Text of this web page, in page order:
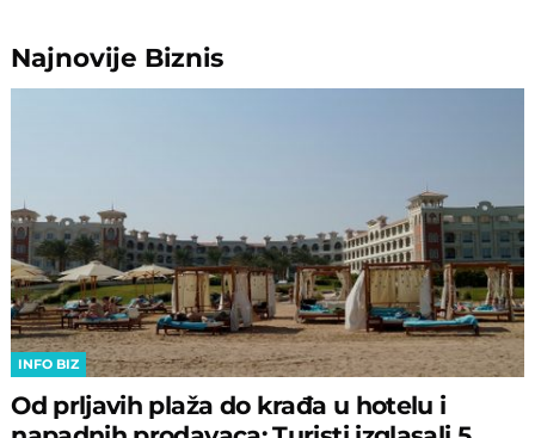
Najnovije Biznis
INFO BIZ
Od prljavih plaža do krađa u hotelu i